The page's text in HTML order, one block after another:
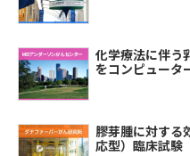
化学療法に伴う
をコンピュータ
膠芽腫に対する
応型）臨床試験